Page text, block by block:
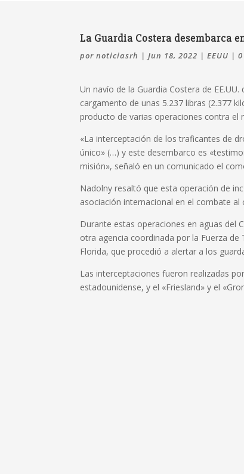
La Guardia Costera desembarca
pornoticiasrh |Jun 18, 2022 |EEUU |
Un navío de la Guardia Costera de
cargamento de unas 5.237 libras (2.377
producto de varias operaciones contra
«La interceptación de los traficantes de
único» (…) y este desembarco es
misión», señaló en un comunicado el
Nadolny resaltó que esta operación de
asociación internacional en el combate
Durante estas operaciones en aguas del
otra agencia coordinada por la Fuerza
Florida, que procedió a alertar a los
Las interceptaciones fueron realizadas
estadounidense, y el «Friesland» y el